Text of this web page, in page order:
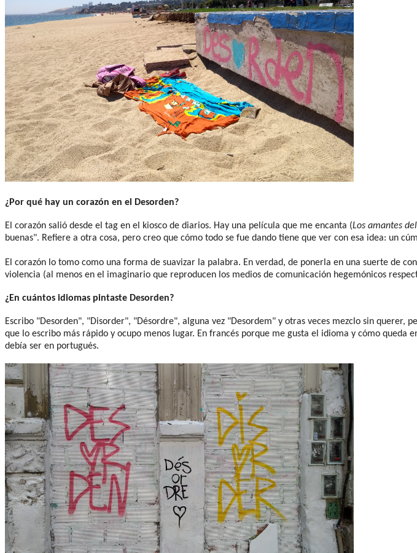
¿Por qué hay un corazón en el Desorden?
El corazón salió desde el tag en el kiosco de diarios. Hay una película que me encanta (Los amantes
buenas". Refiere a otra cosa, pero creo que cómo todo se fue dando tiene que ver con esa idea: un
El corazón lo tomo como una forma de suavizar la palabra. En verdad, de ponerla en una suerte de
violencia (al menos en el imaginario que reproducen los medios de comunicación hegemónicos
¿En cuántos idiomas pintaste Desorden?
Escribo "Desorden", "Disorder", "Désordre", alguna vez "Desordem" y otras veces mezclo sin querer,
que lo escribo más rápido y ocupo menos lugar. En francés porque me gusta el idioma y cómo
debía ser en portugués.